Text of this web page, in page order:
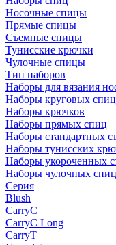
Носочные спицы
Прямые спицы
Съемные спицы
Тунисские крючки
Чулочные спицы
Тип наборов
Наборы для вязания
Наборы круговых спиц
Наборы крючков
Наборы прямых спиц
Наборы стандартных
Наборы тунисских
Наборы укороченных
Наборы чулочных спиц
Серия
Blush
CarryC
CarryC Long
CarryT